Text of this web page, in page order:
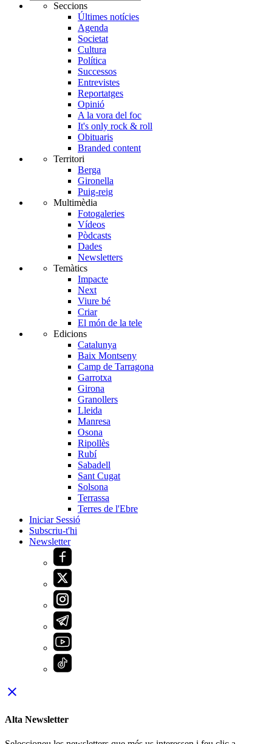
Seccions
Últimes notícies
Agenda
Societat
Cultura
Política
Successos
Entrevistes
Reportatges
Opinió
A la vora del foc
It's only rock & roll
Obituaris
Branded content
Territori
Berga
Gironella
Puig-reig
Multimèdia
Fotogaleries
Vídeos
Pòdcasts
Dades
Newsletters
Temàtics
Impacte
Next
Viure bé
Criar
El món de la tele
Edicions
Catalunya
Baix Montseny
Camp de Tarragona
Garrotxa
Girona
Granollers
Lleida
Manresa
Osona
Ripollès
Rubí
Sabadell
Sant Cugat
Solsona
Terrassa
Terres de l'Ebre
Iniciar Sessió
Subscriu-t'hi
Newsletter
close
Alta Newsletter